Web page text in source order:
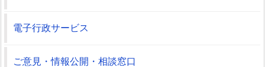
電子行政サービス
ご意見・情報公開・相談窓口